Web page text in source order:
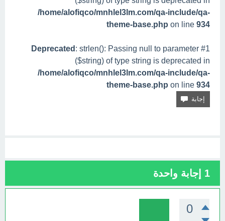
/home/alofiqco/mnhlel3lm.com/qa-include/qa-
theme-base.php on line 934
Deprecated : strlen(): Passing null to parameter #1
($string) of type string is deprecated in
/home/alofiqco/mnhlel3lm.com/qa-include/qa-
theme-base.php on line 934
1 إجابة واحدة
0